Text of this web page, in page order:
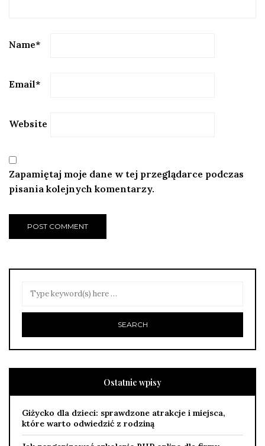
Name*
Email*
Website
Zapamiętaj moje dane w tej przeglądarce podczas
pisania kolejnych komentarzy.
Ostatnie wpisy
Giżycko dla dzieci: sprawdzone atrakcje i miejsca,
które warto odwiedzić z rodziną